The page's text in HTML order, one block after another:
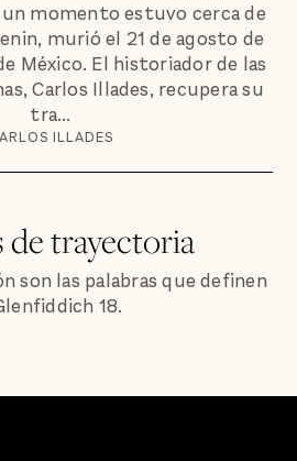
momento estuvo cerca de
murió el 21 de agosto de
México. El historiador de las
Carlos Illades, recupera su
tra...
ILLADES
de trayectoria
son las palabras que definen
18.